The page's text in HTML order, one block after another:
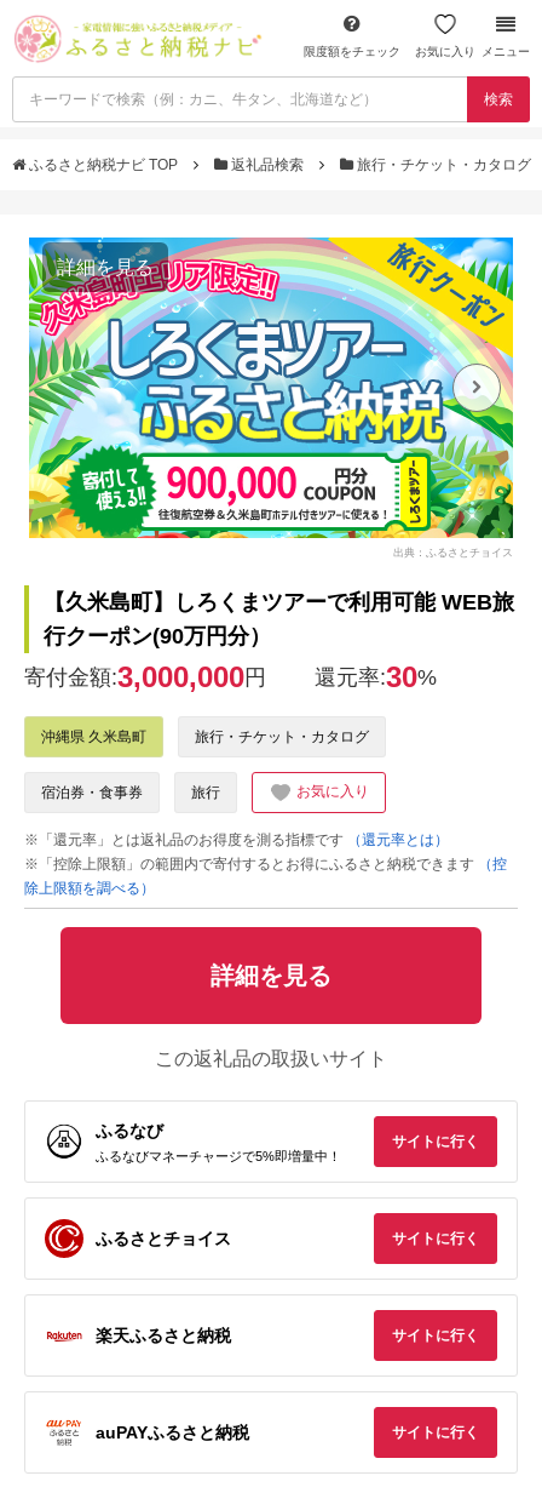
限度額をチェック お気に入り メニュー
検索
ふるさと納税ナビ TOP 返礼品検索 旅行・チケット・カタログ
詳細を見る
出典：ふるさとチョイス
【久米島町】しろくまツアーで利用可能 WEB旅
行クーポン(90万円分）
寄付金額:3,000,000円 還元率:30%
沖縄県 久米島町 旅行・チケット・カタログ
宿泊券・食事券 旅行 お気に入り
※「還元率」とは返礼品のお得度を測る指標です
（還元率とは）
※「控除上限額」の範囲内で寄付するとお得にふるさと納税できます
（控
除上限額を調べる）
詳細を見る
この返礼品の取扱いサイト
ふるなび
ふるなびマネーチャージで5%即増量中！
サイトに行く
ふるさとチョイス サイトに行く
楽天ふるさと納税 サイトに行く
auPAYふるさと納税 サイトに行く